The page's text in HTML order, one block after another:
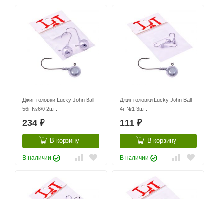
Джиг-головки Lucky John Ball
56г №6/0 2шт.
234 ₽
В корзину
В наличии
Джиг-головки Lucky John Ball
4г №1 3шт.
111 ₽
В корзину
В наличии